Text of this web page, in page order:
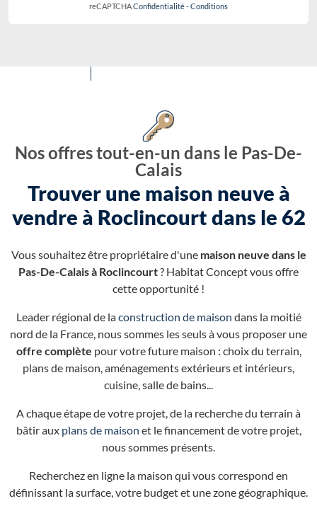
reCAPTCHAConfidentialité-Conditions
Nos offres tout-en-un dans le Pas-De-
Calais
Trouver une maison neuve à
vendre à Roclincourt dans le 62
Vous souhaitez être propriétaire d'une maison neuve dans le
Pas-De-Calais à Roclincourt? Habitat Concept vous offre
cette opportunité !
Leader régional de laconstruction de maison dans la moitié
nord de la France, nous sommes les seuls à vous proposer une
offre complète pour votre future maison : choix du terrain,
plans de maison, aménagements extérieurs et intérieurs,
cuisine, salle de bains...
A chaque étape de votre projet, de la recherche du terrain à
bâtir aux plans de maison et le financement de votre projet,
nous sommes présents.
Recherchez en ligne la maison qui vous correspond en
définissant la surface, votre budget et une zone géographique.